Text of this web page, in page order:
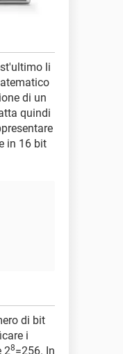
li
di un
quindi
in 16 bit
di bit
i
28=256. In